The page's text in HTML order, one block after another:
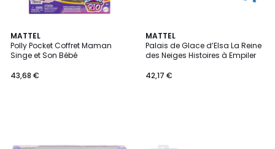
MATTEL
Polly Pocket Coffret Maman
Singe et Son Bébé
43,68 €
MATTEL
Palais de Glace d’Elsa La Reine
des Neiges Histoires à Empiler
42,17 €